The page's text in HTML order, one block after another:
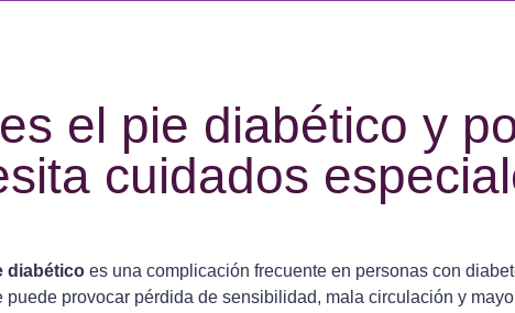
el pie diabético y
cuidados
diabéticoes una complicación frecuente en personas con
puede provocar pérdida de sensibilidad, mala circulación y